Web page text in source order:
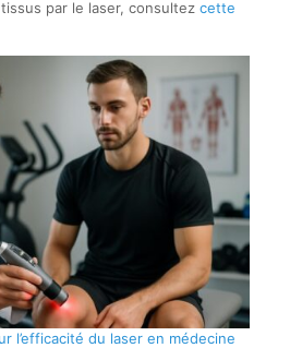
par le laser, consultez cette
l’efficacité du laser en médecine